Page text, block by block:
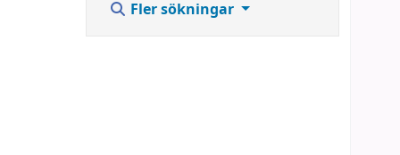
Fler sökningar